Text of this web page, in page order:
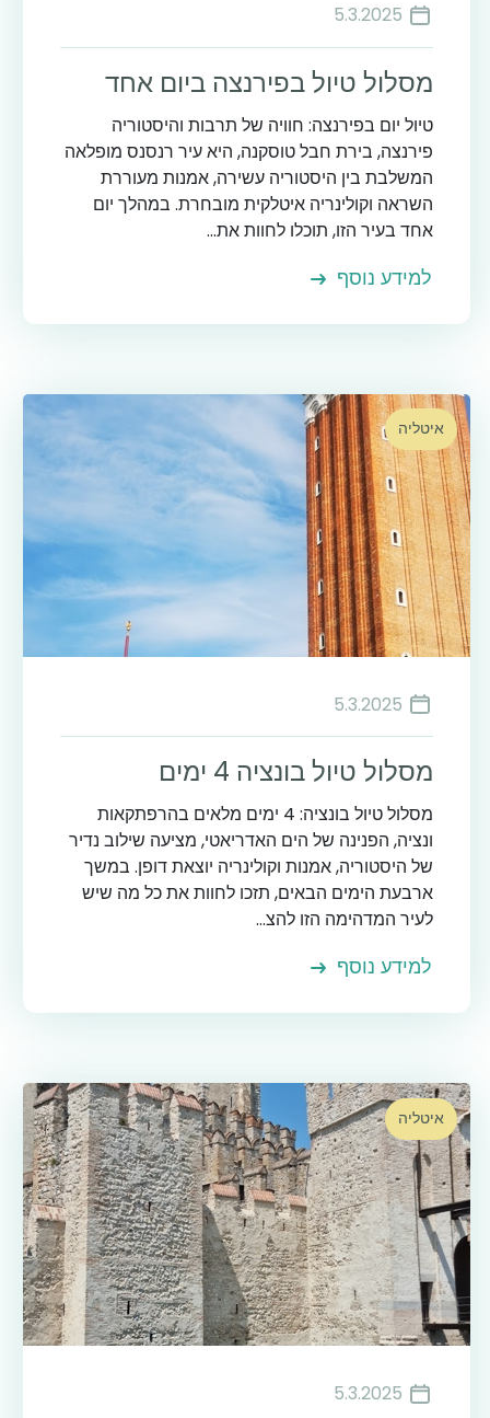
5.3.2025
מסלול טיול בפירנצה ביום אחד
טיול יום בפירנצה: חוויה של תרבות והיסטוריה
פירנצה, בירת חבל טוסקנה, היא עיר רנסנס מופלאה
המשלבת בין היסטוריה עשירה, אמנות מעוררת
השראה וקולינריה איטלקית מובחרת. במהלך יום
אחד בעיר הזו, תוכלו לחוות את...
למידע נוסף
איטליה
5.3.2025
מסלול טיול בונציה 4 ימים
מסלול טיול בונציה: 4 ימים מלאים בהרפתקאות
ונציה, הפנינה של הים האדריאטי, מציעה שילוב נדיר
של היסטוריה, אמנות וקולינריה יוצאת דופן. במשך
ארבעת הימים הבאים, תזכו לחוות את כל מה שיש
לעיר המדהימה הזו להצ...
למידע נוסף
איטליה
5.3.2025